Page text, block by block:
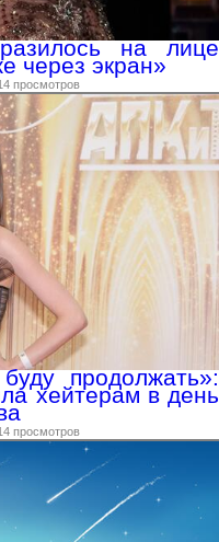
на лице
через экран»
просмотров
продолжать»:
хейтерам в день
просмотров